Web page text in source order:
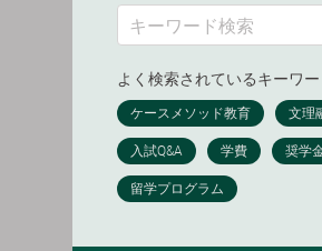
よく検索されているキーワ